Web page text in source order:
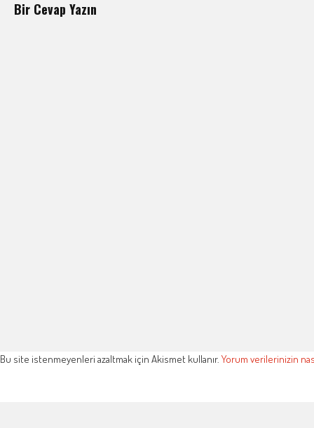
Bir Cevap Yazın
Bu site istenmeyenleri azaltmak için Akismet kullanır. Yorum verilerinizin